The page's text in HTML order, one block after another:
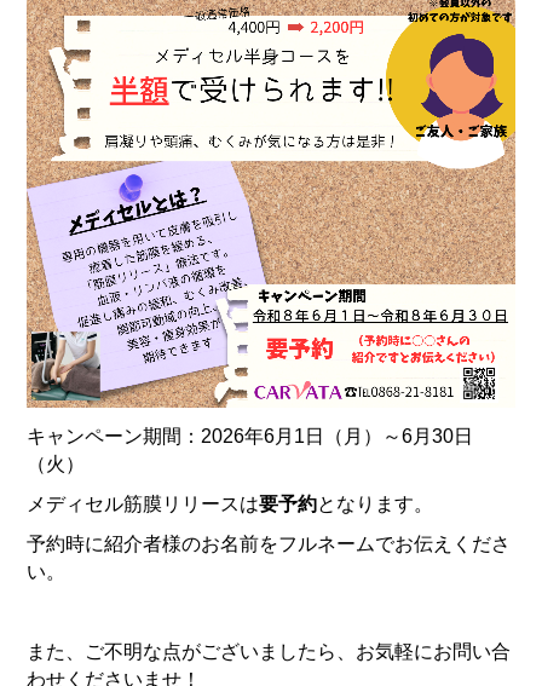
キャンペーン期間：2026年6月1日（月）～6月30日
（火）
メディセル筋膜リリースは要予約となります。
予約時に紹介者様のお名前をフルネームでお伝えくださ
い。
また、ご不明な点がございましたら、お気軽にお問い合
わせくださいませ！